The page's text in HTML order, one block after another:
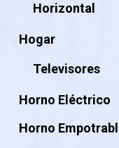
Horizontal
Hogar
Televisores
Horno Eléctrico
Horno